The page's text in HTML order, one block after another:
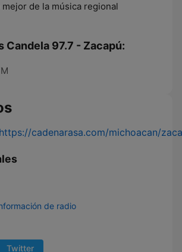
de la música regional
Candela 97.7 - Zacapú:
https://cadenarasa.com/michoacan/
de radio
Twitter